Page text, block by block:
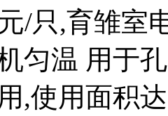
/只,育雏室
匀温 用于
,使用面积